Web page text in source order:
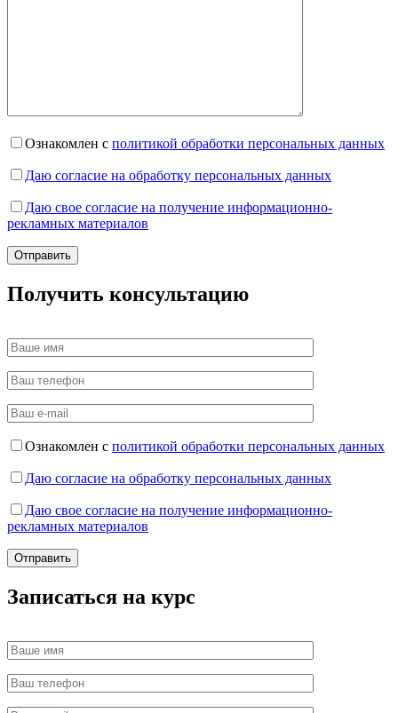
Ознакомлен с политикой обработки персональных данных
Даю согласие на обработку персональных данных
Даю свое согласие на получение информационно-
рекламных материалов
Получить консультацию
Ознакомлен с политикой обработки персональных данных
Даю согласие на обработку персональных данных
Даю свое согласие на получение информационно-
рекламных материалов
Записаться на курс